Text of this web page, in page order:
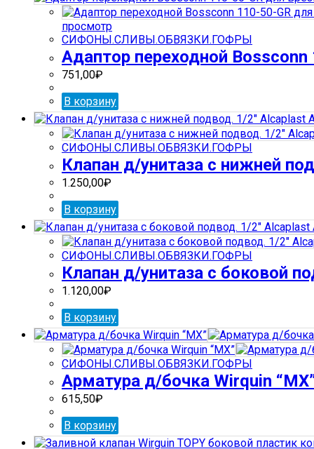
просмотр
СИФОНЫ.СЛИВЫ.ОБВЯЗКИ.ГОФРЫ
Адаптор переходной
751,00₽
В корзину
СИФОНЫ.СЛИВЫ.ОБВЯЗКИ.ГОФРЫ
Клапан д/унитаза с нижней
1.250,00₽
В корзину
СИФОНЫ.СЛИВЫ.ОБВЯЗКИ.ГОФРЫ
Клапан д/унитаза с боковой
1.120,00₽
В корзину
СИФОНЫ.СЛИВЫ.ОБВЯЗКИ.ГОФРЫ
Арматура д/бочка Wirquin
615,50₽
В корзину